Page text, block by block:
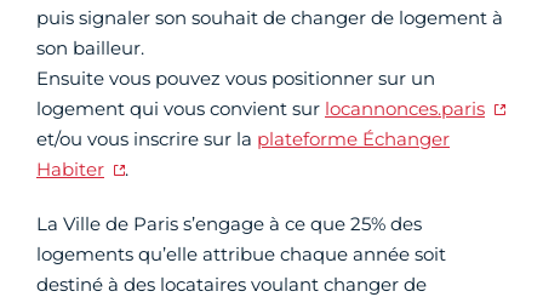
puis signaler son souhait de changer de logement à
son bailleur.
Ensuite vous pouvez vous positionner sur un
logement qui vous convient sur locannonces.paris
et/ou vous inscrire sur la plateforme Échanger
Habiter
.
La Ville de Paris s’engage à ce que 25% des
logements qu’elle attribue chaque année soit
destiné à des locataires voulant changer de